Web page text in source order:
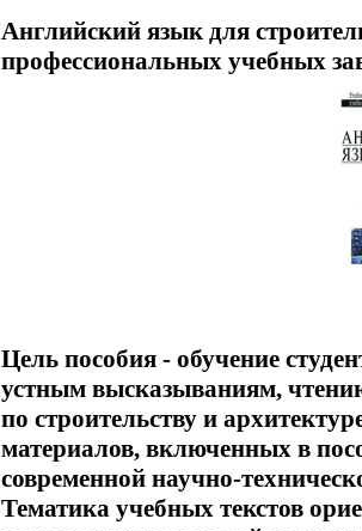
Английский язык для
профессиональных учебных
Цель пособия - обучение
устным высказываниям,
по строительству и
материалов, включенных в
современной научно-
Тематика учебных текстов